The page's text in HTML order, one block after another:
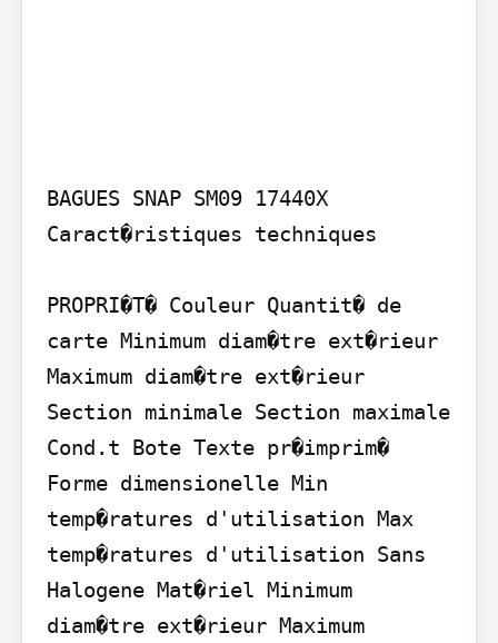
BAGUES SNAP SM09 17440X
Caract�ristiques techniques
PROPRI�T� Couleur Quantit� de
carte Minimum diam�tre ext�rieur
Maximum diam�tre ext�rieur
Section minimale Section maximale
Cond.t Bote Texte pr�imprim�
Forme dimensionelle Min
temp�ratures d'utilisation Max
temp�ratures d'utilisation Sans
Halogene Mat�riel Minimum
diam�tre ext�rieur Maximum